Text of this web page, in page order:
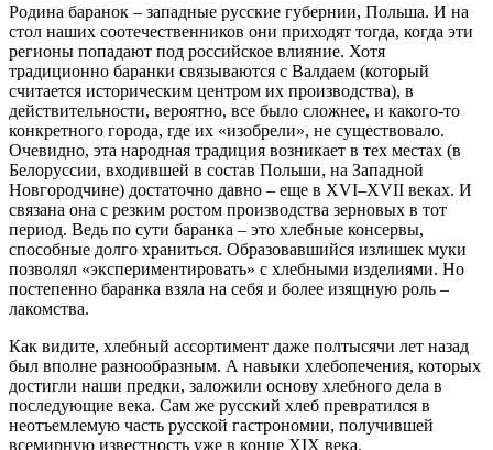
Родина баранок – западные русские губернии, Польша. И на
стол наших соотечественников они приходят тогда, когда эти
регионы попадают под российское влияние. Хотя
традиционно баранки связываются с Валдаем (который
считается историческим центром их производства), в
действительности, вероятно, все было сложнее, и какого-то
конкретного города, где их «изобрели», не существовало.
Очевидно, эта народная традиция возникает в тех местах (в
Белоруссии, входившей в состав Польши, на Западной
Новгородчине) достаточно давно – еще в XVI–XVII веках. И
связана она с резким ростом производства зерновых в тот
период. Ведь по сути баранка – это хлебные консервы,
способные долго храниться. Образовавшийся излишек муки
позволял «экспериментировать» с хлебными изделиями. Но
постепенно баранка взяла на себя и более изящную роль –
лакомства.
Как видите, хлебный ассортимент даже полтысячи лет назад
был вполне разнообразным. А навыки хлебопечения, которых
достигли наши предки, заложили основу хлебного дела в
последующие века. Сам же русский хлеб превратился в
неотъемлемую часть русской гастрономии, получившей
всемирную известность уже в конце XIX века.